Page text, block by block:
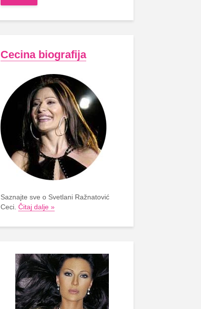
Cecina biografija
Saznajte sve o Svetlani Ražnatović
Ceci. Čitaj dalje »